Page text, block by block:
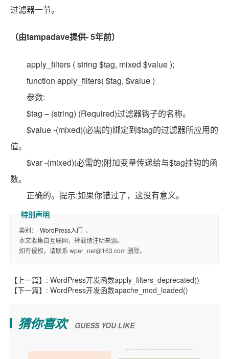
过滤器一节。
（由tampadave提供- 5年前）
apply_filters ( string $tag, mixed $value );
function apply_filters( $tag, $value )
参数:
$tag – (string) (Required)过滤器钩子的名称。
$value -(mixed)(必需的)绑定到$tag的过滤器所应用的
值。
$var -(mixed)(必需的)附加变量传递给与$tag挂钩的函
数。
正确的。提示:如果你错过了，这没有意义。
类别： WordPress入门 、
本文收集自互联网，转载请注明来源。
如有侵权，请联系 wper_net@163.com 删除。
【上一篇】: WordPress开发函数apply_filters_deprecated()
【下一篇】: WordPress开发函数apache_mod_loaded()
猜你喜欢 GUESS YOU LIKE